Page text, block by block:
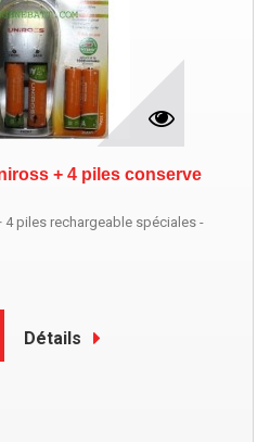
+ 4 piles conserve
4 piles rechargeable spéciales -
Détails